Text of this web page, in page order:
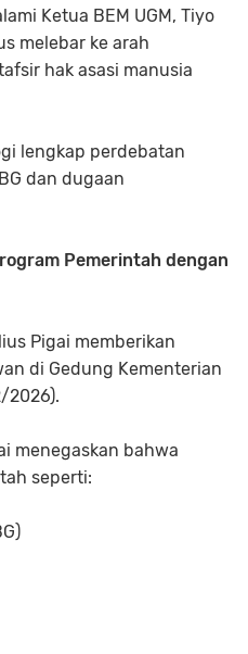
Ketua BEM UGM, Tiyo
melebar ke arah
hak asasi manusia
lengkap perdebatan
dan dugaan
Pemerintah dengan
Pigai memberikan
di Gedung Kementerian
2026).
menegaskan bahwa
seperti: